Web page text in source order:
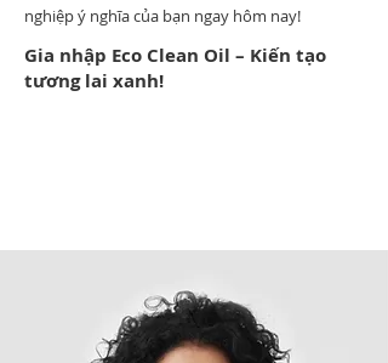
nghiệp ý nghĩa của bạn ngay hôm nay!
Gia nhập Eco Clean Oil – Kiến tạo
tương lai xanh!